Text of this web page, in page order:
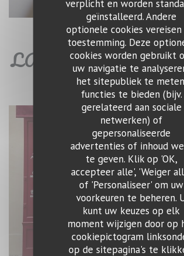
verplicht en worden
geïnstalleerd. Andere
optionele cookies vereisen
toestemming. Deze
cookies worden gebruikt
uw navigatie te
het sitepubliek te
functies te bieden (bijv.
gerelateerd aan sociale
netwerken) of
gepersonaliseerde
advertenties of inhoud
te geven. Klik op 'OK,
accepteer alle', 'Weiger
of 'Personaliseer' om uw
voorkeuren te beheren.
kunt uw keuzes op elk
moment wijzigen door op
cookiepictogram
op de sitepagina's te
LA CAVE - BAR